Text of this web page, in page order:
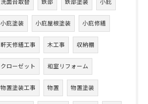
洗面台取替 鉄部 鉄部塗装 小庇
小庇塗装 小庇屋根塗装 小庇修繕
軒天修繕工事 木工事 収納棚
クローゼット 和室リフォーム
物置塗装工事 物置 物置塗装